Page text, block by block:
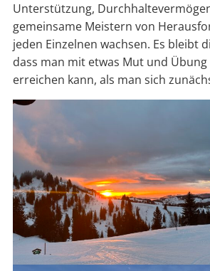
Unterstützung,
gemeinsame Meistern von
jeden Einzelnen wachsen. Es bleibt
dass man mit etwas Mut und
erreichen kann, als man sich